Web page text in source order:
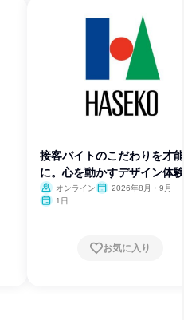
接客バイトのこだわりを才能
に。心を動かすデザイン体験
オンライン
2026年8月・9月
1日
お気に入り